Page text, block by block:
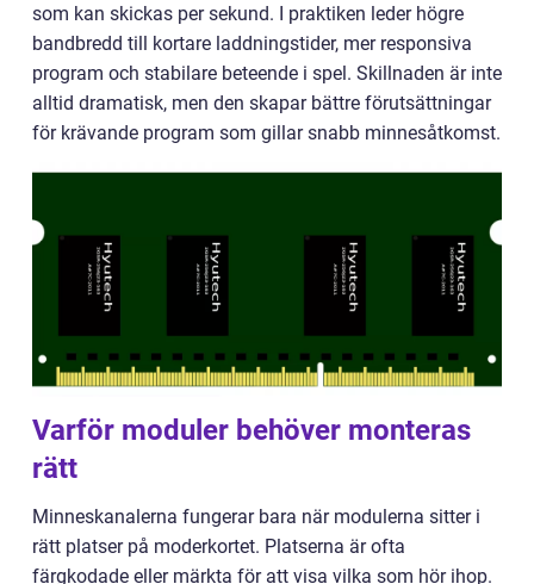
som kan skickas per sekund. I praktiken leder högre
bandbredd till kortare laddningstider, mer responsiva
program och stabilare beteende i spel. Skillnaden är inte
alltid dramatisk, men den skapar bättre förutsättningar
för krävande program som gillar snabb minnesåtkomst.
Varför moduler behöver monteras
rätt
Minneskanalerna fungerar bara när modulerna sitter i
rätt platser på moderkortet. Platserna är ofta
färgkodade eller märkta för att visa vilka som hör ihop.